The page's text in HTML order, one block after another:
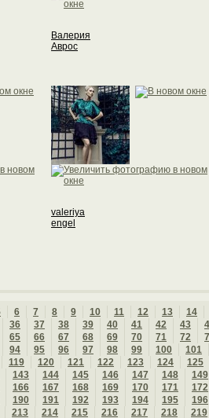
Валерия
Аврос
valeriya
engel
6 7 8 9 10 11 12 13
14
36 37 38 39 40 41 42 43
65 66 67 68 69 70 71 72
94 95 96 97 98 99 100
101
119 120 121 122 123 124
125
143 144 145 146 147 148
149
166 167 168 169 170 171
172
190 191 192 193 194 195
196
213 214 215 216 217 218
219